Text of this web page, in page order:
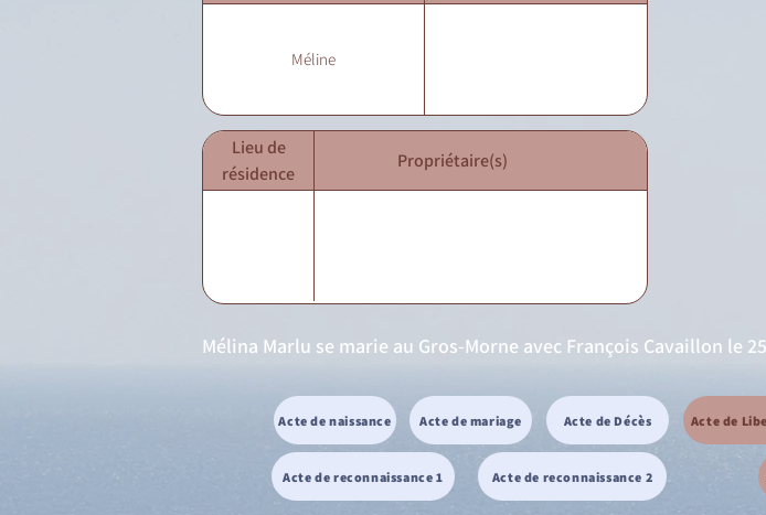
Méline
Lieu de
résidence
Propriétaire(s)
Mélina Marlu se marie au Gros-Morne avec François Cavaillon le
Acte de naissance Acte de mariage Acte de Décès
Acte de reconnaissance 1 Acte de reconnaissance 2
Acte de